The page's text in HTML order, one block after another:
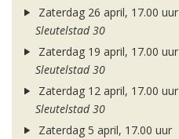
Zaterdag 26 april, 17.00 uur
Sleutelstad 30
Zaterdag 19 april, 17.00 uur
Sleutelstad 30
Zaterdag 12 april, 17.00 uur
Sleutelstad 30
Zaterdag 5 april, 17.00 uur